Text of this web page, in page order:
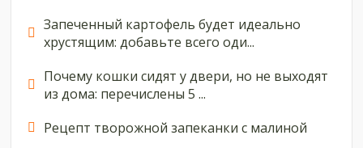
Запеченный картофель будет идеально
хрустящим: добавьте всего оди...
Почему кошки сидят у двери, но не выходят
из дома: перечислены 5 ...
Рецепт творожной запеканки с малиной